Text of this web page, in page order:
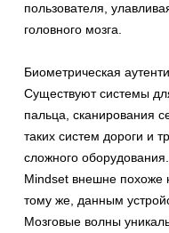
пользователя,
головного мозга.
Биометрическая
Существуют системы
пальца, сканирования
таких систем дороги и
сложного
Mindset внешне похоже
тому же, данным
Мозговые волны